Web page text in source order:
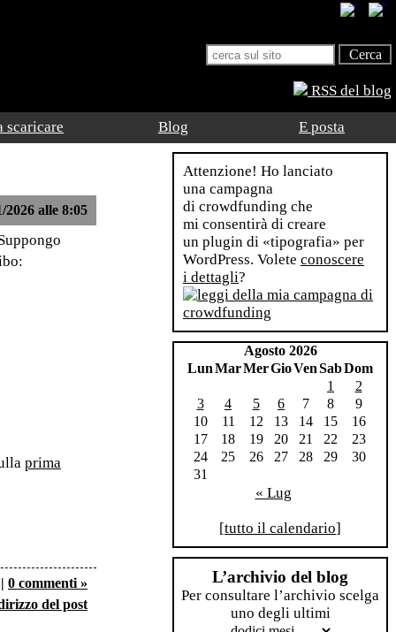
RSS del blog
scaricare Blog E posta
2026 alle 8:05
prima
| 0 commenti »
del post
Attenzione! Ho lanciato
una campagna
di crowdfunding che
mi consentirà di creare
un plugin di «tipografia» per
WordPress. Volete conoscere
i dettagli?
Agosto 2026
LunMarMerGioVenSabDom
1
2
3
4 5 6 7 8
9
10
11 12 13 14 15
16
17
18 19 20 21 22
23
24
25 26 27 28 29
30
31
« Lug
[tutto il calendario]
L’archivio del blog
Per consultare l’archivio scelga
uno degli ultimi